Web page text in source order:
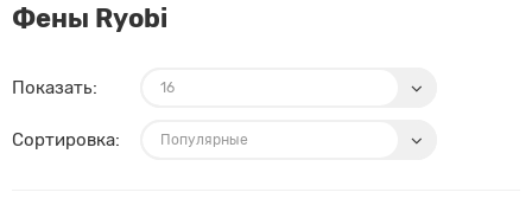
Фены Ryobi
Показать:
Сортировка: